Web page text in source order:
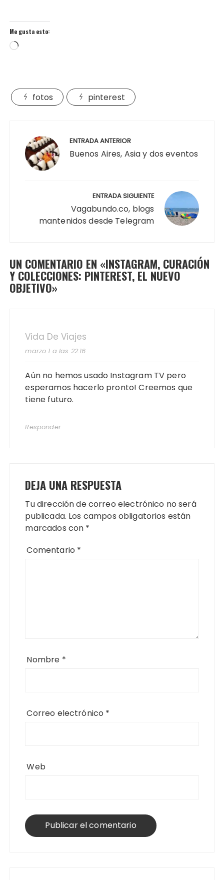
Me gusta esto:
Cargando...
fotos pinterest
entradas
ENTRADA ANTERIOR
Buenos Aires, Asia y dos eventos
ENTRADA SIGUIENTE
Vagabundo.co, blogs
mantenidos desde Telegram
UN COMENTARIO EN «INSTAGRAM, CURACIÓN
Y COLECCIONES: PINTEREST, EL NUEVO
OBJETIVO»
Vida De Viajes
marzo 1 a las 22:16
Aún no hemos usado Instagram TV pero
esperamos hacerlo pronto! Creemos que
tiene futuro.
Responder
DEJA UNA RESPUESTA
Tu dirección de correo electrónico no será
publicada. Los campos obligatorios están
marcados con *
Comentario *
Nombre *
Correo electrónico *
Web